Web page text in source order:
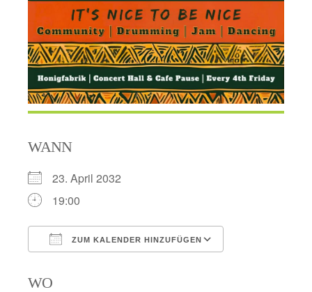
WANN
23. April 2032
19:00
ZUM KALENDER HINZUFÜGEN
WO